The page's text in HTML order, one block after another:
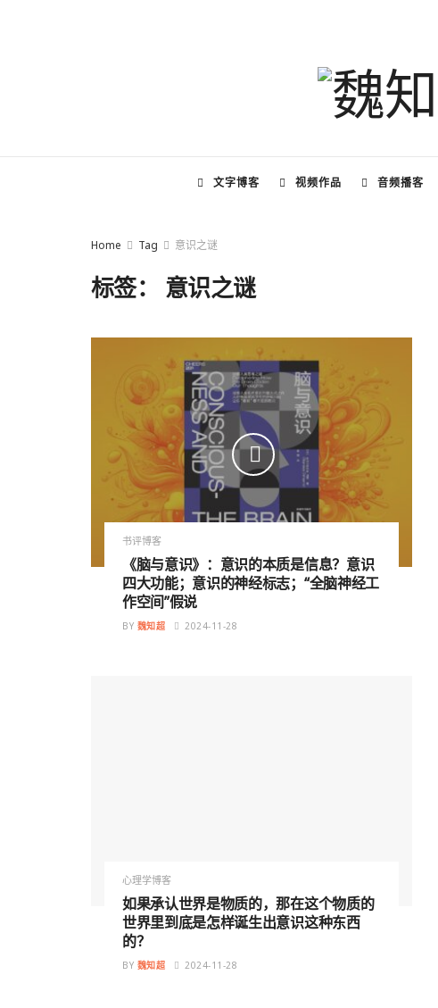
文字博客 视频作品 音频播客
Home Tag 意识之谜
标签： 意识之谜
书评博客
《脑与意识》：意识的本质是信息？意识
四大功能；意识的神经标志；“全脑神经工
作空间”假说
BY 魏知超 2024-11-28
心理学博客
如果承认世界是物质的，那在这个物质的
世界里到底是怎样诞生出意识这种东西
的？
BY 魏知超 2024-11-28